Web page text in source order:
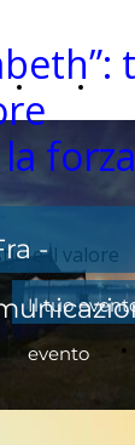
forza
e il valore
-
Il tuo
evento